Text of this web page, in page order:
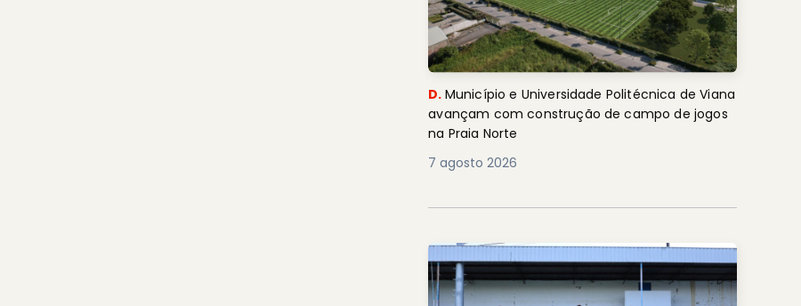
D. Município e Universidade Politécnica de Viana
avançam com construção de campo de jogos
na Praia Norte
7 agosto 2026